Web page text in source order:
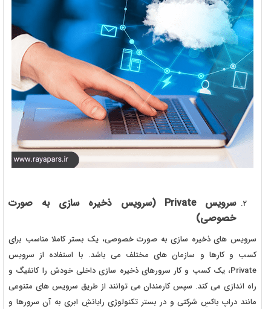
سرویسPrivate (سرویس ذخیره سازی به صورت
خصوصی)
سرویس های ذخیره سازی به صورت خصوصی، یک بستر کاملا مناسب برای
کسب و کارها و سازمان های مختلف می باشد. با استفاده از سرویس
Private، یک کسب و کار سرورهای ذخیره سازی داخلی خودش را کانفیگ و
راه اندازی می کند. سپس کارمندان می توانند از طریق سرویس های متنوعی
مانند دراپ باکسِ شرکتی و در بستر تکنولوژی رایانشِ ابری به آن سرورها و